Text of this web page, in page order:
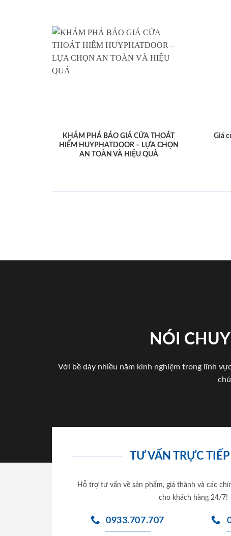
KHÁM PHÁ BÁO GIÁ CỬA THOÁT
HIỂM HUYPHATDOOR – LỰA CHỌN
AN TOÀN VÀ HIỆU QUẢ
Giá
NÓI
Với bề dày nhiều năm kinh nghiệm trong lĩnh
TƯ VẤN TRỰC
Hỗ trợ tư vấn về sản phẩm, giá thành và các
cho khách hàng 24/7!
0933.707.707